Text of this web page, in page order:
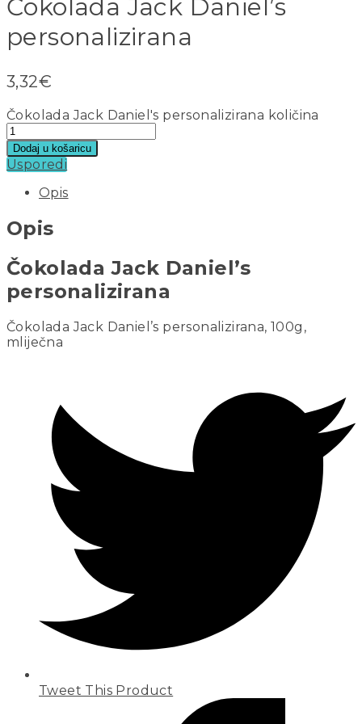
Čokolada Jack Daniel’s
personalizirana
3,32€
Čokolada Jack Daniel's personalizirana količina
Dodaj u košaricu
Usporedi
Opis
Opis
Čokolada Jack Daniel’s
personalizirana
Čokolada Jack Daniel’s personalizirana, 100g,
mliječna
Tweet This Product